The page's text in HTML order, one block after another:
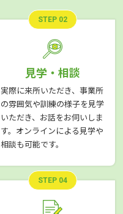
STEP 02
見学・相談
実際に来所いただき、事業所
の雰囲気や訓練の様子を見学
いただき、お話をお伺いしま
す。オンラインによる見学や
相談も可能です。
STEP 04